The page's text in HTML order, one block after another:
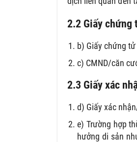
2.2 Giấy chứng
b) Giấy chứng
c) CMND/căn
2.3 Giấy xác
d) Giấy xác
e) Trường hợp
hưởng di sản